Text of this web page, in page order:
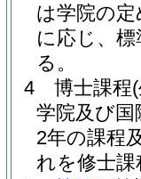
は学院の
に応じ、
る。
4
博士課程
学院及び国
2年の課程
れを修士